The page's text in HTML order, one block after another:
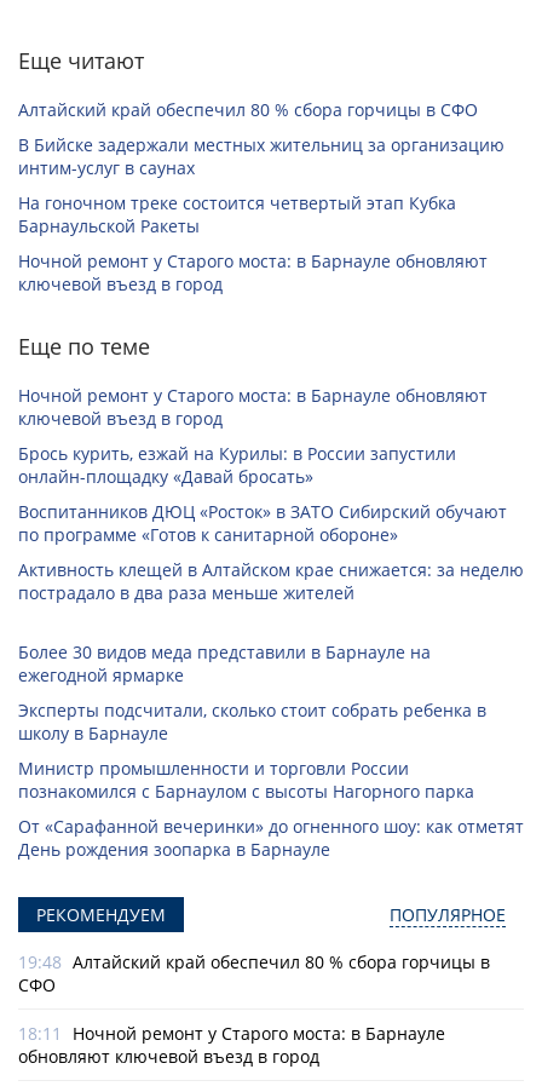
Еще читают
Алтайский край обеспечил 80 % сбора горчицы в СФО
В Бийске задержали местных жительниц за организацию
интим-услуг в саунах
На гоночном треке состоится четвертый этап Кубка
Барнаульской Ракеты
Ночной ремонт у Старого моста: в Барнауле обновляют
ключевой въезд в город
Еще по теме
Ночной ремонт у Старого моста: в Барнауле обновляют
ключевой въезд в город
Брось курить, езжай на Курилы: в России запустили
онлайн-­площадку «Давай бросать»
Воспитанников ДЮЦ «Росток» в ЗАТО Сибирский обучают
по программе «Готов к санитарной обороне»
Активность клещей в Алтайском крае снижается: за неделю
пострадало в два раза меньше жителей
Более 30 видов меда представили в Барнауле на
ежегодной ярмарке
Эксперты подсчитали, сколько стоит собрать ребенка в
школу в Барнауле
Министр промышленности и торговли России
познакомился с Барнаулом с высоты Нагорного парка
От «Сарафанной вечеринки» до огненного шоу: как отметят
День рождения зоопарка в Барнауле
РЕКОМЕНДУЕМ ПОПУЛЯРНОЕ
19:48 Алтайский край обеспечил 80 % сбора горчицы в
СФО
18:11
Ночной ремонт у Старого моста: в Барнауле
обновляют ключевой въезд в город